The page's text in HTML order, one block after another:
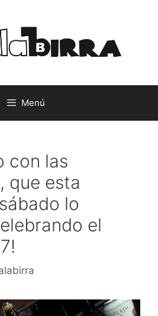
Menú
con las
que esta
lo
el